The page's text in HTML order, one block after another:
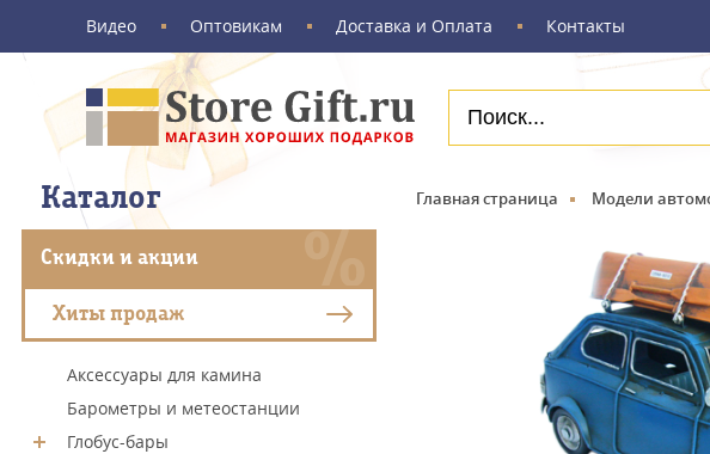
Видео Оптовикам Доставка и Оплата Контакты
Каталог
Скидки и акции
Хиты продаж
Аксессуары для камина
Барометры и метеостанции
Глобус-бары
Главная страница Модели